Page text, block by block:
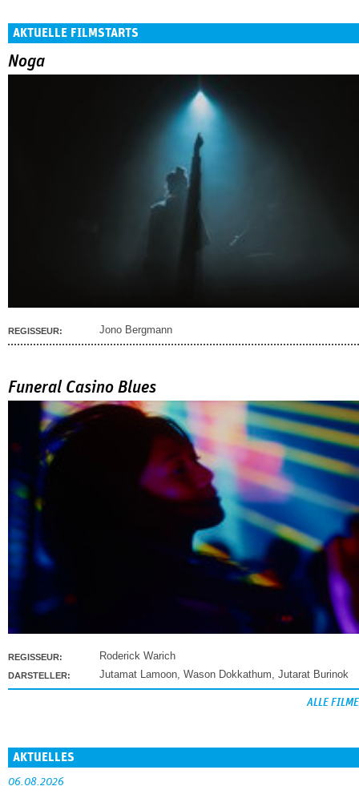
AKTUELLE FILMSTARTS
Noga
REGISSEUR: Jono Bergmann
Funeral Casino Blues
REGISSEUR: Roderick Warich
DARSTELLER: Jutamat Lamoon, Wason Dokkathum, Jutarat Burinok
ALLE FILME
AKTUELLES
06.08.2026